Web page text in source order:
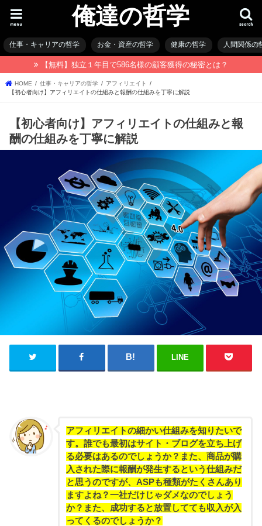
俺達の哲学 search
menu
仕事・キャリアの哲学 お金・資産の哲学 健康の哲学 人間関係の
【無料】独立１年目で586名様の顧客獲得の秘密とは？
HOME 仕事・キャリアの哲学
アフィリエイト
【初心者向け】アフィリエイトの仕組みと報酬の仕組みを丁寧に解説
【初心者向け】アフィリエイトの仕組みと報
酬の仕組みを丁寧に解説
LINE
アフィリエイトの細かい仕組みを知りたいで
す。誰でも最初はサイト・ブログを立ち上げ
る必要はあるのでしょうか？また、商品が購
入された際に報酬が発生するという仕組みだ
と思うのですが、ASPも種類がたくさんあり
ますよね？一社だけじゃダメなのでしょう
か？また、成功すると放置してても収入が入
ってくるのでしょうか？